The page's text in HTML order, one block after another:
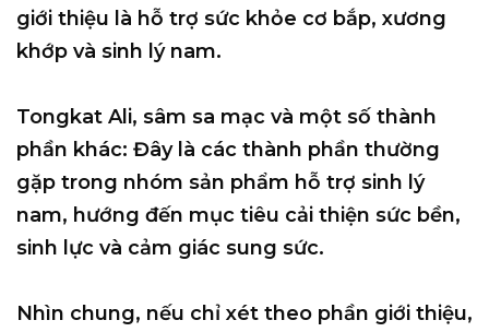
giới thiệu là hỗ trợ sức khỏe cơ bắp, xương
khớp và sinh lý nam.
Tongkat Ali, sâm sa mạc và một số thành
phần khác: Đây là các thành phần thường
gặp trong nhóm sản phẩm hỗ trợ sinh lý
nam, hướng đến mục tiêu cải thiện sức bền,
sinh lực và cảm giác sung sức.
Nhìn chung, nếu chỉ xét theo phần giới thiệu,